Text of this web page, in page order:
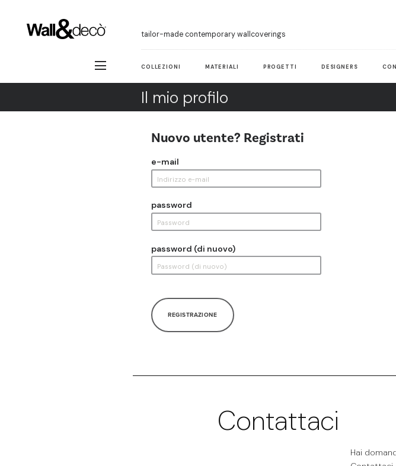
tailor-made contemporary wallcoverings
COLLEZIONI MATERIALI PROGETTI DESIGNERS
Il mio profilo
Nuovo utente? Registrati
e-mail
password
password (di nuovo)
REGISTRAZIONE
Contattaci
Hai